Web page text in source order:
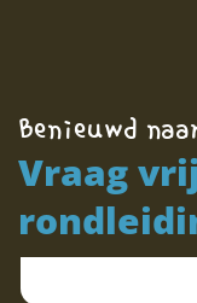
Benieuwd
Vraag